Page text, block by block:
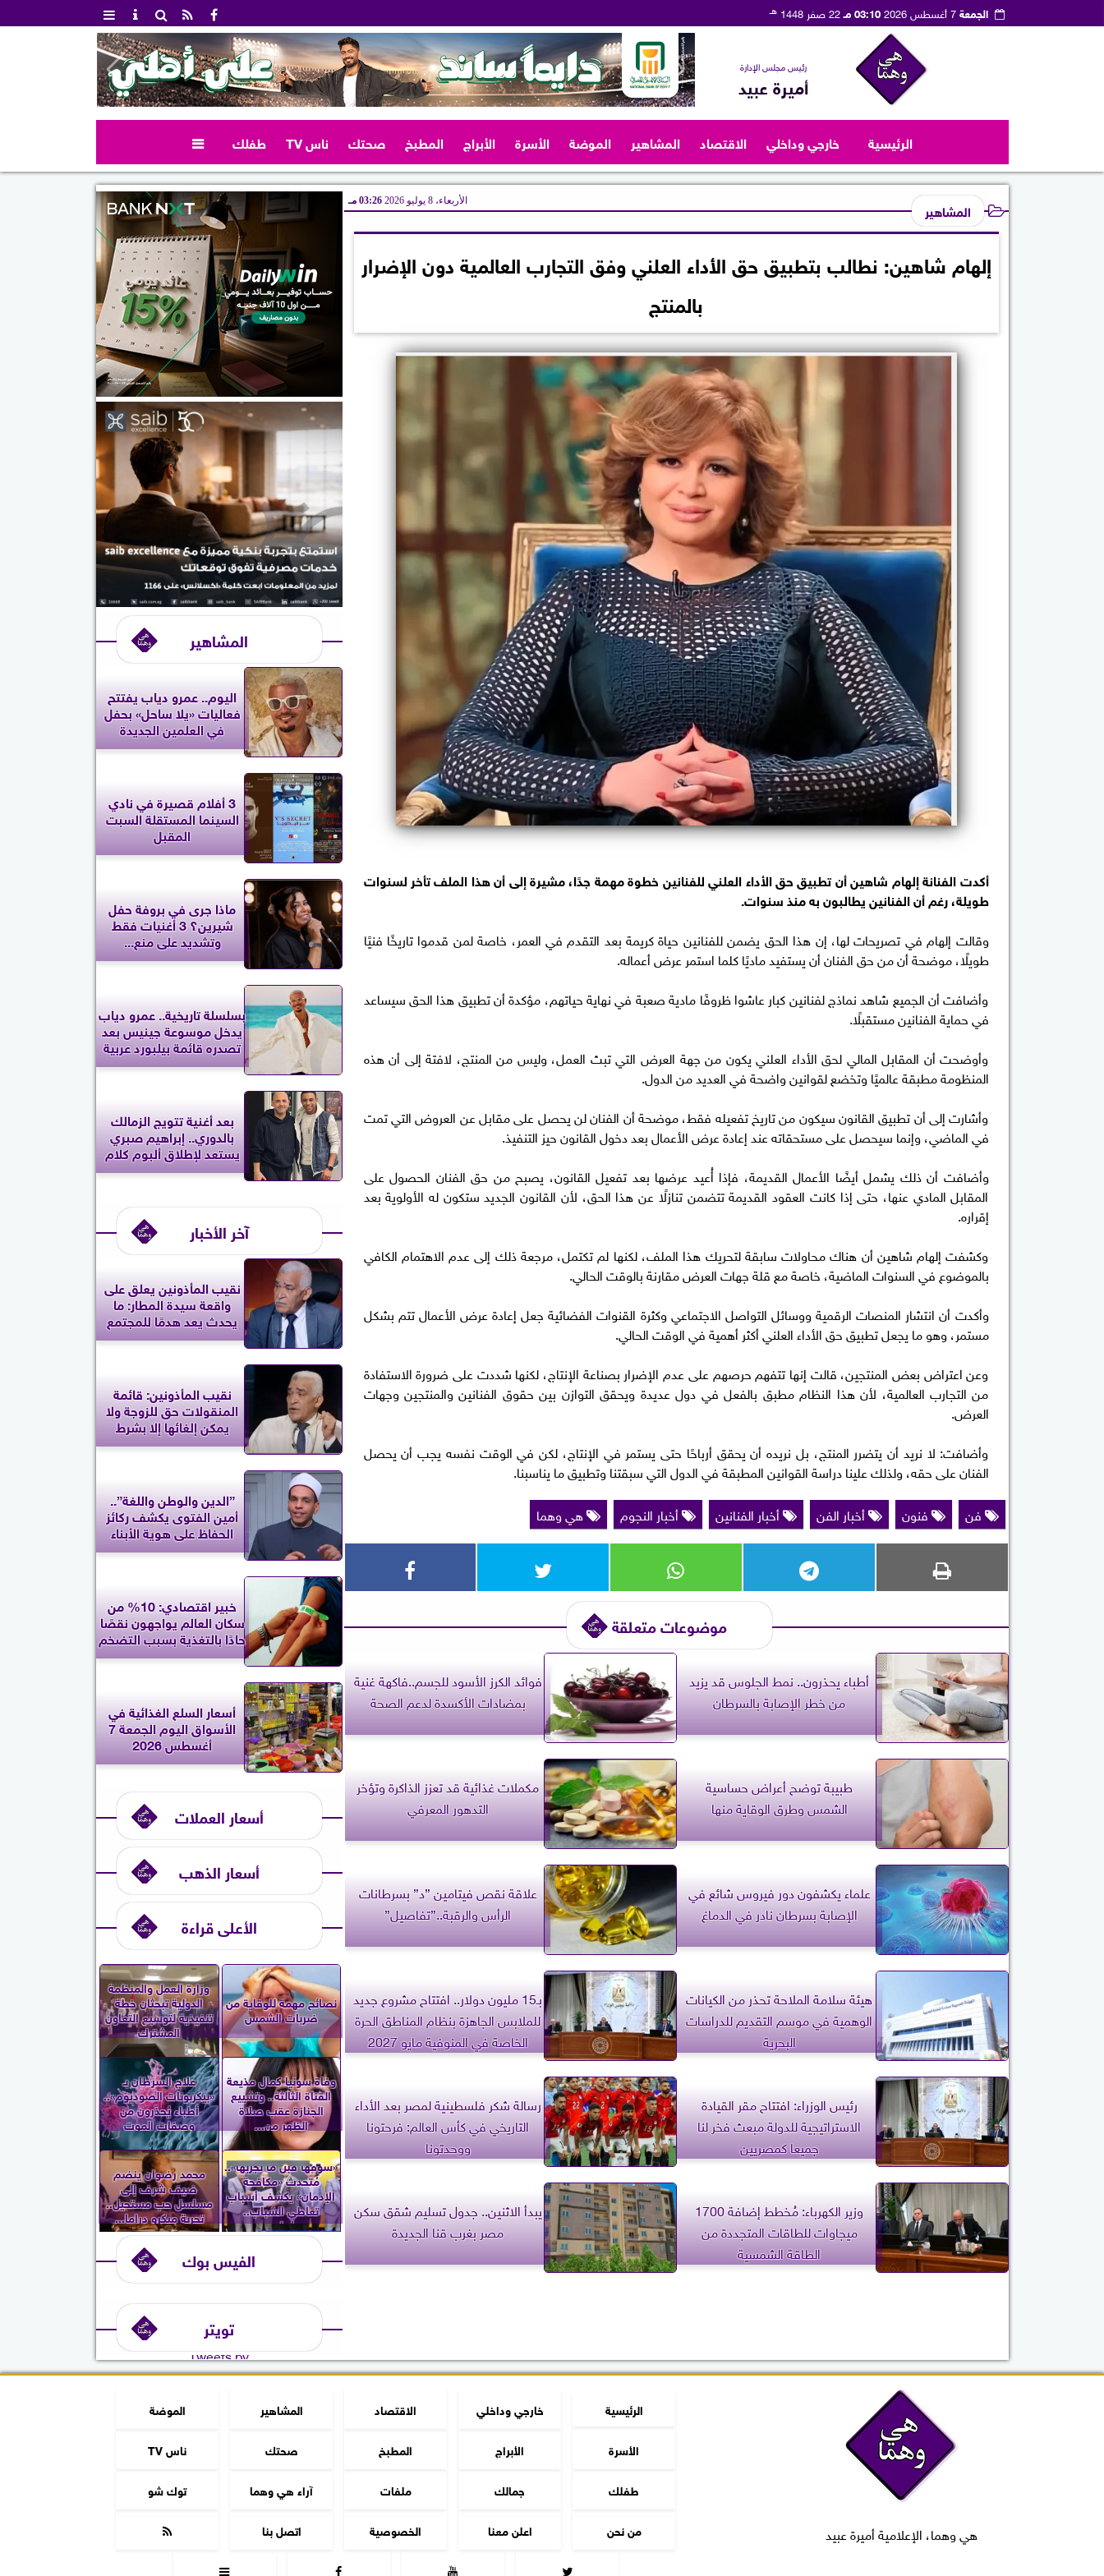
الجمعة7 أغسطس 2026 03:10 مـ 22 صفر 1448 هـ
رئيس مجلس الإدارة
أميرة عبيد
الرئيسية خارجي وداخلي الاقتصاد المشاهير الموضة الأسرة الأبراج المطبخ صحتك ناس TV طفلك 
المشاهير الأربعاء، 8 يوليو 2026 03:26 مـ
إلهام شاهين: نطالب بتطبيق حق الأداء العلني وفق التجارب العالمية دون الإضرار
بالمنتج
أكدت الفنانة إلهام شاهين أن تطبيق حق الأداء العلني للفنانين خطوة مهمة جدًا، مشيرة إلى أن هذا الملف تأخر لسنوات
طويلة، رغم أن الفنانين يطالبون به منذ سنوات.
وقالت إلهام في تصريحات لها، إن هذا الحق يضمن للفنانين حياة كريمة بعد التقدم في العمر، خاصة لمن قدموا تاريخًا فنيًا
طويلًا، موضحة أن من حق الفنان أن يستفيد ماديًا كلما استمر عرض أعماله.
وأضافت أن الجميع شاهد نماذج لفنانين كبار عاشوا ظروفًا مادية صعبة في نهاية حياتهم، مؤكدة أن تطبيق هذا الحق سيساعد
في حماية الفنانين مستقبلًا.
وأوضحت أن المقابل المالي لحق الأداء العلني يكون من جهة العرض التي تبث العمل، وليس من المنتج، لافتة إلى أن هذه
المنظومة مطبقة عالميًا وتخضع لقوانين واضحة في العديد من الدول.
وأشارت إلى أن تطبيق القانون سيكون من تاريخ تفعيله فقط، موضحة أن الفنان لن يحصل على مقابل عن العروض التي تمت
في الماضي، وإنما سيحصل على مستحقاته عند إعادة عرض الأعمال بعد دخول القانون حيز التنفيذ.
وأضافت أن ذلك يشمل أيضًا الأعمال القديمة، فإذا أُعيد عرضها بعد تفعيل القانون، يصبح من حق الفنان الحصول على
المقابل المادي عنها، حتى إذا كانت العقود القديمة تتضمن تنازلًا عن هذا الحق، لأن القانون الجديد ستكون له الأولوية بعد
إقراره.
وكشفت إلهام شاهين أن هناك محاولات سابقة لتحريك هذا الملف، لكنها لم تكتمل، مرجعة ذلك إلى عدم الاهتمام الكافي
بالموضوع في السنوات الماضية، خاصة مع قلة جهات العرض مقارنة بالوقت الحالي.
وأكدت أن انتشار المنصات الرقمية ووسائل التواصل الاجتماعي وكثرة القنوات الفضائية جعل إعادة عرض الأعمال تتم بشكل
مستمر، وهو ما يجعل تطبيق حق الأداء العلني أكثر أهمية في الوقت الحالي.
وعن اعتراض بعض المنتجين، قالت إنها تتفهم حرصهم على عدم الإضرار بصناعة الإنتاج، لكنها شددت على ضرورة الاستفادة
من التجارب العالمية، لأن هذا النظام مطبق بالفعل في دول عديدة ويحقق التوازن بين حقوق الفنانين والمنتجين وجهات
العرض.
وأضافت: لا نريد أن يتضرر المنتج، بل نريده أن يحقق أرباحًا حتى يستمر في الإنتاج، لكن في الوقت نفسه يجب أن يحصل
الفنان على حقه، ولذلك علينا دراسة القوانين المطبقة في الدول التي سبقتنا وتطبيق ما يناسبنا.
فن
فنون أخبار الفن أخبار الفنانين أخبار النجوم هي وهما
موضوعات متعلقة
أطباء يحذرون.. نمط الجلوس قد يزيد
من خطر الإصابة بالسرطان
فوائد الكرز الأسود للجسم..فاكهة غنية
بمضادات الأكسدة لدعم الصحة
طبيبة توضح أعراض حساسية
الشمس وطرق الوقاية منها
مكملات غذائية قد تعزز الذاكرة وتؤخر
التدهور المعرفي
علماء يكشفون دور فيروس شائع في
الإصابة بسرطان نادر في الدماغ
علاقة نقص فيتامين ”د” بسرطانات
الرأس والرقبة..”تفاصيل”
هيئة سلامة الملاحة تحذر من الكيانات
الوهمية في موسم التقديم للدراسات
البحرية
بـ15 مليون دولار.. افتتاح مشروع جديد
للملابس الجاهزة بنظام المناطق الحرة
الخاصة في المنوفية مايو 2027
رئيس الوزراء: افتتاح مقر القيادة
الاستراتيجية للدولة مبعث فخر لنا
جميعا كمصريين
رسالة شكر فلسطينية لمصر بعد الأداء
التاريخي في كأس العالم: فرحتونا
ووحدتونا
وزير الكهرباء: مُخطط إضافة 1700
ميجاوات للطاقات المتجددة من
الطاقة الشمسية
يبدأ الاثنين.. جدول تسليم شقق سكن
مصر بغرب قنا الجديدة
المشاهير
اليوم.. عمرو دياب يفتتح
فعاليات «يلا ساحل» بحفل
في العلمين الجديدة
3 أفلام قصيرة في نادي
السينما المستقلة السبت
المقبل
ماذا جرى في بروفة حفل
شيرين؟ 3 أغنيات فقط
وتشديد على منع...
بسلسلة تاريخية.. عمرو دياب
يدخل موسوعة جينيس بعد
تصدره قائمة بيلبورد عربية
بعد أغنية تتويج الزمالك
بالدوري.. إبراهيم صبري
يستعد لإطلاق ألبوم كلام
آخر الأخبار
نقيب المأذونين يعلق على
واقعة سيدة المطار: ما
يحدث يعد هدمًا للمجتمع
نقيب المأذونين: قائمة
المنقولات حق للزوجة ولا
يمكن إلغائها إلا بشرط
”الدين والوطن واللغة”..
أمين الفتوى يكشف ركائز
الحفاظ على هوية الأبناء
خبير اقتصادي: 10% من
سكان العالم يواجهون نقصًا
حادًا بالتغذية بسبب التضخم
أسعار السلع الغذائية في
الأسواق اليوم الجمعة 7
أغسطس 2026
أسعار العملات
أسعار الذهب
الأعلى قراءة
نصائح مهمة للوقاية من
ضربات الشمس
وزارة العمل والمنظمة
الدولية تبحثان خطة
تنفيذية لتوسيع التعاون
المشترك
وفاة سونيا كمال مذيعة
القناة الثالثة.. وتشييع
الجنازة عقب صلاة
الظهر من...
علاج السرطان بـ
«بيكربونات الصوديوم»..
أطباء يُحذّرون من
وصفات الموت
«شوفها قبل ما تجربها»..
مُتحدث «مكافحة
الإدمان» يكشف أسباب
تعاطي الشباب..
ويُعلن...
محمد رضوان ينضم
ضيف شرف إلى
مسلسل حب مستحيل..
تجربة ميكرو دراما...
الفيس بوك
تويتر
Tweets by
هي وهما، الإعلامية أميرة عبيد
الرئيسية خارجي وداخلي الاقتصاد المشاهير
الموضة
الأسرة
الأبراج المطبخ صحتك
ناس TV
طفلك
جمالك ملفات آراء هي وهما
توك شو
من نحن
اعلن معنا الخصوصية اتصل بنا




